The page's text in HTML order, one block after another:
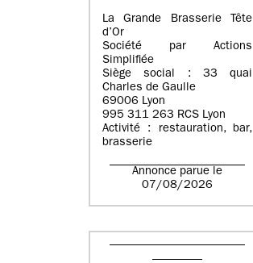
La Grande Brasserie Tête
d’Or
Société par Actions
Simplifiée
Siège social : 33 quai
Charles de Gaulle
69006 Lyon
995 311 263 RCS Lyon
Activité : restauration, bar,
brasserie
Annonce parue le
07/08/2026